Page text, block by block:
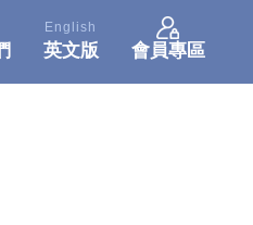
English
英文版 會員專區